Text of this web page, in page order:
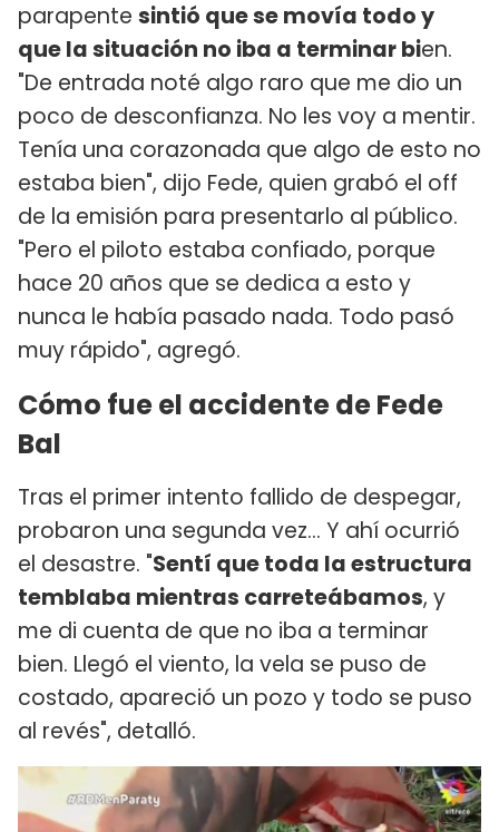
parapente sintió que se movía todo y
que la situación no iba a terminar bien.
"De entrada noté algo raro que me dio un
poco de desconfianza. No les voy a mentir.
Tenía una corazonada que algo de esto no
estaba bien", dijo Fede, quien grabó el off
de la emisión para presentarlo al público.
"Pero el piloto estaba confiado, porque
hace 20 años que se dedica a esto y
nunca le había pasado nada. Todo pasó
muy rápido", agregó.
Cómo fue el accidente de Fede
Bal
Tras el primer intento fallido de despegar,
probaron una segunda vez... Y ahí ocurrió
el desastre. "Sentí que toda la estructura
temblaba mientras carreteábamos, y
me di cuenta de que no iba a terminar
bien. Llegó el viento, la vela se puso de
costado, apareció un pozo y todo se puso
al revés", detalló.